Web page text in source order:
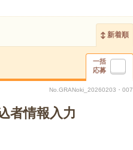
新着順
一括
応募
No.GRANoki_20260203・007
者情報入力